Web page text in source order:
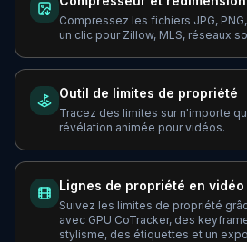
Compressez les fichiers JPG,
un clic pour Zillow, MLS, réseaux
Outil de limites de propriété
Tracez des limites sur n'importe
révélation animée pour vidéos.
Lignes de propriété en
Suivez les limites de propriété
avec GPU CoTracker, des
stylisme, des étiquettes et un